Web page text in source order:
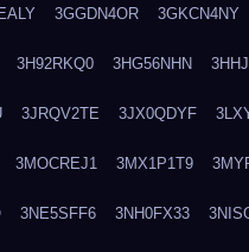
3GGDN4OR 3GKCN4NY
3H92RKQ0 3HG56NHN
3JRQV2TE 3JX0QDYF
3MOCREJ1 3MX1P1T9
3NE5SFF6 3NH0FX33